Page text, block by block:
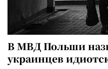
В МВД Польши
украинцев